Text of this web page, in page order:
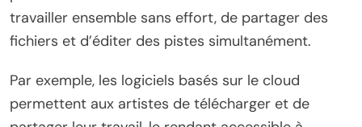
collaboration ?
Les logiciels et plateformes de production
collaboration en fournissant des outils qui
facilitent la communication et le retour